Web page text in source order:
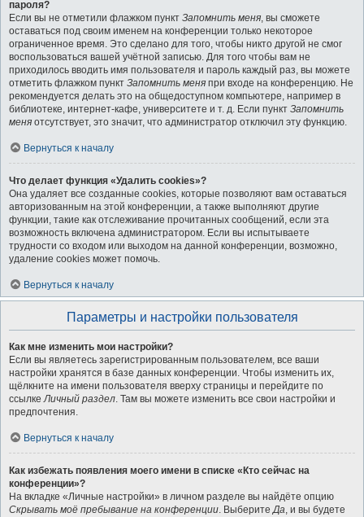
пароля?
Если вы не отметили флажком пункт Запомнить меня, вы сможете
оставаться под своим именем на конференции только некоторое
ограниченное время. Это сделано для того, чтобы никто другой не смог
воспользоваться вашей учётной записью. Для того чтобы вам не
приходилось вводить имя пользователя и пароль каждый раз, вы можете
отметить флажком пункт Запомнить меня при входе на конференцию. Не
рекомендуется делать это на общедоступном компьютере, например в
библиотеке, интернет-кафе, университете и т. д. Если пункт Запомнить
меня отсутствует, это значит, что администратор отключил эту функцию.
Вернуться к началу
Что делает функция «Удалить cookies»?
Она удаляет все созданные cookies, которые позволяют вам оставаться
авторизованным на этой конференции, а также выполняют другие
функции, такие как отслеживание прочитанных сообщений, если эта
возможность включена администратором. Если вы испытываете
трудности со входом или выходом на данной конференции, возможно,
удаление cookies может помочь.
Вернуться к началу
Параметры и настройки пользователя
Как мне изменить мои настройки?
Если вы являетесь зарегистрированным пользователем, все ваши
настройки хранятся в базе данных конференции. Чтобы изменить их,
щёлкните на имени пользователя вверху страницы и перейдите по
ссылкеЛичный раздел. Там вы можете изменить все свои настройки и
предпочтения.
Вернуться к началу
Как избежать появления моего имени в списке «Кто сейчас на
конференции»?
На вкладке «Личные настройки» в личном разделе вы найдёте опцию
Скрывать моё пребывание на конференции. ВыберитеДа, и вы будете